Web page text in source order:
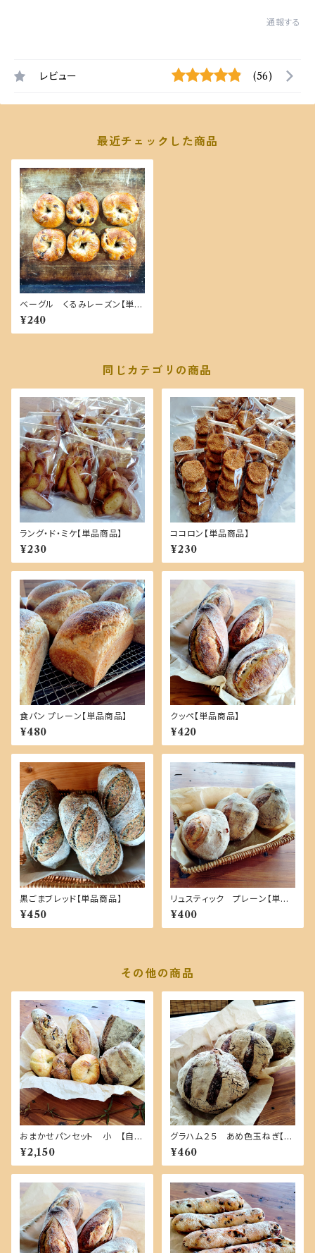
通報する
レビュー (56)
最近チェックした商品
ベーグル くるみレーズン【単品
商品】
¥240
同じカテゴリの商品
ラング・ド・ミケ【単品商品】
¥230
ココロン【単品商品】
¥230
食パン プレーン【単品商品】
¥480
クッペ【単品商品】
¥420
黒ごまブレッド【単品商品】
¥450
リュスティック プレーン【単品
商品】
¥400
その他の商品
おまかせパンセット 小 【自家
製酵母１００％・国産小麦】
¥2,150
グラハム２５ あめ色玉ねぎ【単
品商品】
¥460